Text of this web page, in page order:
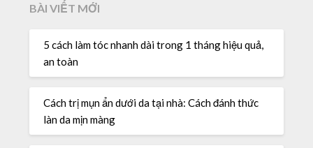
BÀI VIẾT MỚI
5 cách làm tóc nhanh dài trong 1 tháng hiệu quả,
an toàn
Cách trị mụn ẩn dưới da tại nhà: Cách đánh thức
làn da mịn màng